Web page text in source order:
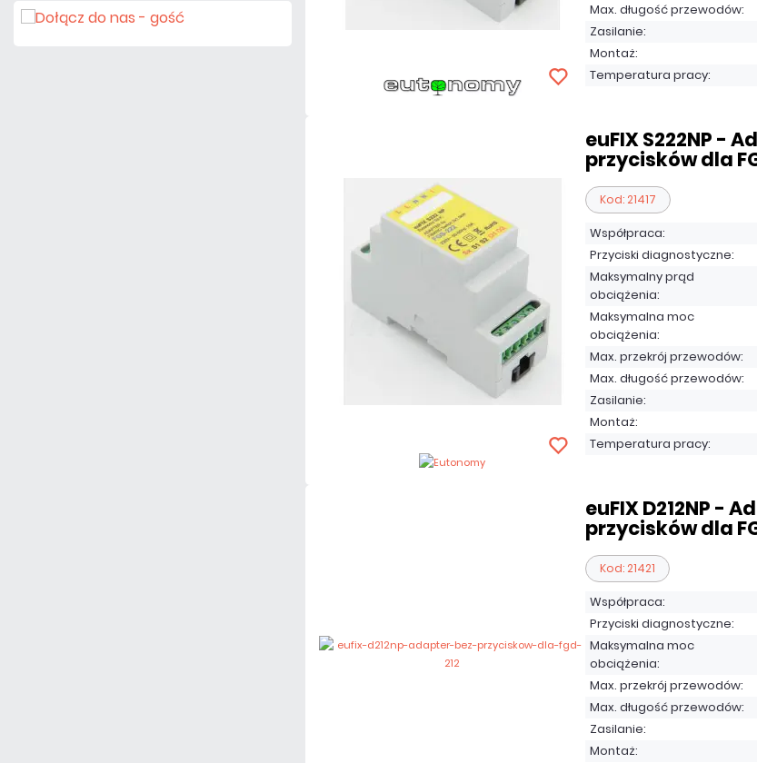
Max. długość przewodów:
Zasilanie:
Montaż:
Temperatura pracy:
euFIX S222NP -
przycisków dla
Kod: 21417
Współpraca:
Przyciski diagnostyczne:
Maksymalny prąd
obciążenia:
Maksymalna moc
obciążenia:
Max. przekrój przewodów:
Max. długość przewodów:
Zasilanie:
Montaż:
Temperatura pracy:
euFIX D212NP -
przycisków dla
Kod: 21421
Współpraca:
Przyciski diagnostyczne:
Maksymalna moc
obciążenia:
Max. przekrój przewodów:
Max. długość przewodów:
Zasilanie:
Montaż: